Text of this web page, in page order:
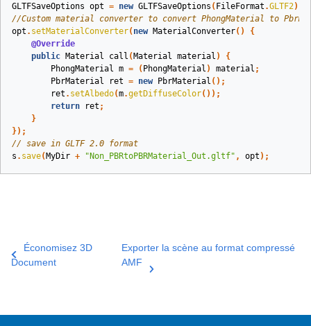
GLTFSaveOptions opt = new GLTFSaveOptions (FileFormat .GLTF2);
//Custom material converter to convert PhongMaterial to
opt . setMaterialConverter(new MaterialConverter()
{
@Override
public Material call (Material material )
{
PhongMaterial
m = (PhongMaterial ) material ;
PbrMaterial
ret = new PbrMaterial ();
ret . setAlbedo(m.getDiffuseColor());
return
ret ;
}
});
// save in GLTF 2.0 format
s . save(MyDir + "Non_PBRtoPBRMaterial_Out.gltf" , opt );
Économisez 3D
Document
Exporter la scène au format compressé
AMF